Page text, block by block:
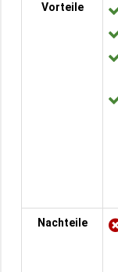
Vorteile
Nachteile